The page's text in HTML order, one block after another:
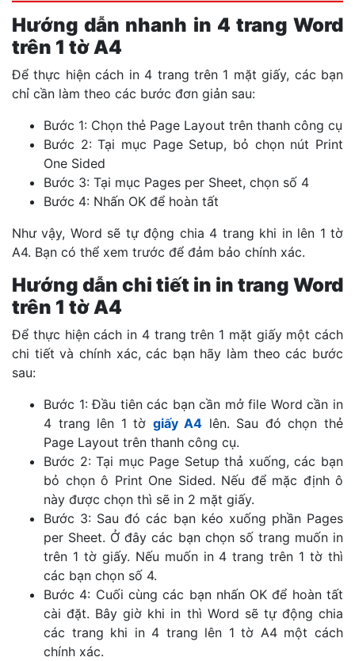
Hướng dẫn nhanh in 4 trang Word
trên 1 tờ A4
Để thực hiện cách in 4 trang trên 1 mặt giấy, các bạn
chỉ cần làm theo các bước đơn giản sau:
Bước 1: Chọn thẻ Page Layout trên thanh công cụ
Bước 2: Tại mục Page Setup, bỏ chọn nút Print
One Sided
Bước 3: Tại mục Pages per Sheet, chọn số 4
Bước 4: Nhấn OK để hoàn tất
Như vậy, Word sẽ tự động chia 4 trang khi in lên 1 tờ
A4. Bạn có thể xem trước để đảm bảo chính xác.
Hướng dẫn chi tiết in in trang Word
trên 1 tờ A4
Để thực hiện cách in 4 trang trên 1 mặt giấy một cách
chi tiết và chính xác, các bạn hãy làm theo các bước
sau:
Bước 1: Đầu tiên các bạn cần mở file Word cần in
4 trang lên 1 tờ giấy A4 lên. Sau đó chọn thẻ
Page Layout trên thanh công cụ.
Bước 2: Tại mục Page Setup thả xuống, các bạn
bỏ chọn ô Print One Sided. Nếu để mặc định ô
này được chọn thì sẽ in 2 mặt giấy.
Bước 3: Sau đó các bạn kéo xuống phần Pages
per Sheet. Ở đây các bạn chọn số trang muốn in
trên 1 tờ giấy. Nếu muốn in 4 trang trên 1 tờ thì
các bạn chọn số 4.
Bước 4: Cuối cùng các bạn nhấn OK để hoàn tất
cài đặt. Bây giờ khi in thì Word sẽ tự động chia
các trang khi in 4 trang lên 1 tờ A4 một cách
chính xác.